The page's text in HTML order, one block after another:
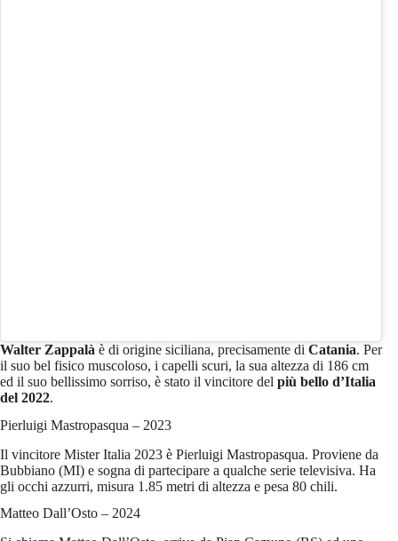
Walter Zappalà è di origine siciliana, precisamente di Catania. Per
il suo bel fisico muscoloso, i capelli scuri, la sua altezza di 186 cm
ed il suo bellissimo sorriso, è stato il vincitore del più bello d’Italia
del 2022.
Pierluigi Mastropasqua – 2023
Il vincitore Mister Italia 2023 è Pierluigi Mastropasqua. Proviene da
Bubbiano (MI) e sogna di partecipare a qualche serie televisiva. Ha
gli occhi azzurri, misura 1.85 metri di altezza e pesa 80 chili.
Matteo Dall’Osto – 2024